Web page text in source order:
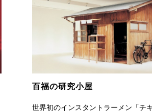
百福の研究小屋
世界初のインスタントラーメン「チ